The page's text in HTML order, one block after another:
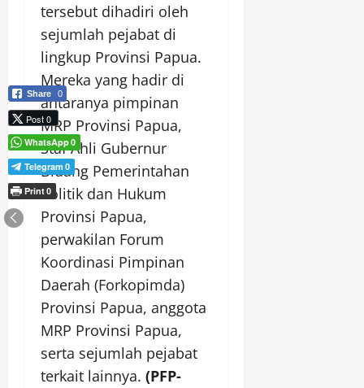
tersebut dihadiri oleh
sejumlah pejabat di
lingkup Provinsi Papua.
Mereka yang hadir di
antaranya pimpinan
MRP Provinsi Papua,
Staf Ahli Gubernur
Bidang Pemerintahan
Politik dan Hukum
Provinsi Papua,
perwakilan Forum
Koordinasi Pimpinan
Daerah (Forkopimda)
Provinsi Papua, anggota
MRP Provinsi Papua,
serta sejumlah pejabat
terkait lainnya. (PFP-
Share 0
Post 0
WhatsApp0
Telegram 0
Print0